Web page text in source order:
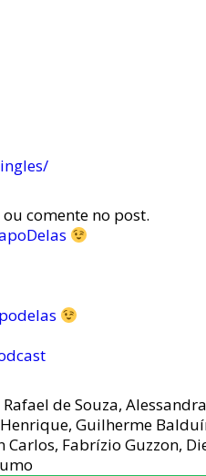
ou comente no post.
de Souza,
Guilherme
Fabrízio Guzzon,